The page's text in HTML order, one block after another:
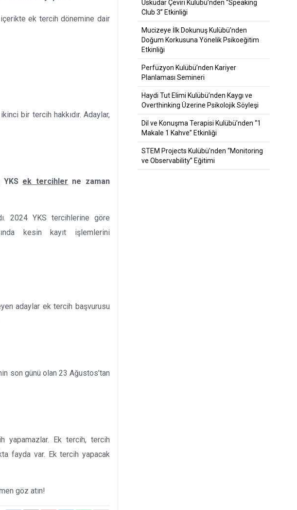
ek tercih dönemine dair
bir tercih hakkıdır. Adaylar,
YKS ek tercihler ne zaman
2024 YKS tercihlerine göre
kesin kayıt işlemlerini
adaylar ek tercih başvurusu
son günü olan 23 Ağustos’tan
yapamazlar. Ek tercih, tercih
fayda var. Ek tercih yapacak
göz atın!
Üsküdar Çeviri Kulübü’nden “Speaking
Club 3” Etkinliği
Mucizeye İlk Dokunuş Kulübü’nden
Doğum Korkusuna Yönelik Psikoeğitim
Etkinliği
Perfüzyon Kulübü’nden Kariyer
Planlaması Semineri
Haydi Tut Elimi Kulübü’nden Kaygı ve
Overthinking Üzerine Psikolojik Söyleşi
Dil ve Konuşma Terapisi Kulübü’nden “1
Makale 1 Kahve” Etkinliği
STEM Projects Kulübü’nden “Monitoring
ve Observability” Eğitimi